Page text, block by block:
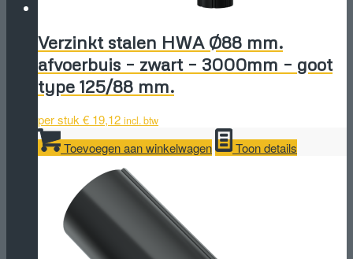
Verzinkt stalen HWA Ø88 mm.
afvoerbuis – zwart – 3000mm – goot
type 125/88 mm.
per stuk€ 19,12 incl. btw
Toevoegen aan winkelwagen Toon details